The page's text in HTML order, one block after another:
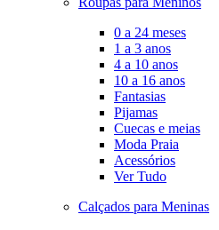
0 a 24 meses
1 a 3 anos
4 a 10 anos
10 a 16 anos
Fantasias
Pijamas
Cuecas e meias
Moda Praia
Acessórios
Ver Tudo
Calçados para Meninas